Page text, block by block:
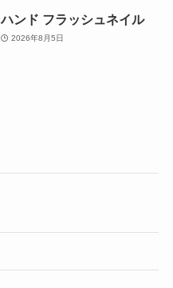
ハンド フラッシュネイル
2026年8月5日